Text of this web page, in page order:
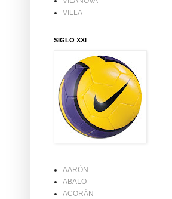
VILLA
SIGLO XXI
AARÓN
ABALO
ACORÁN